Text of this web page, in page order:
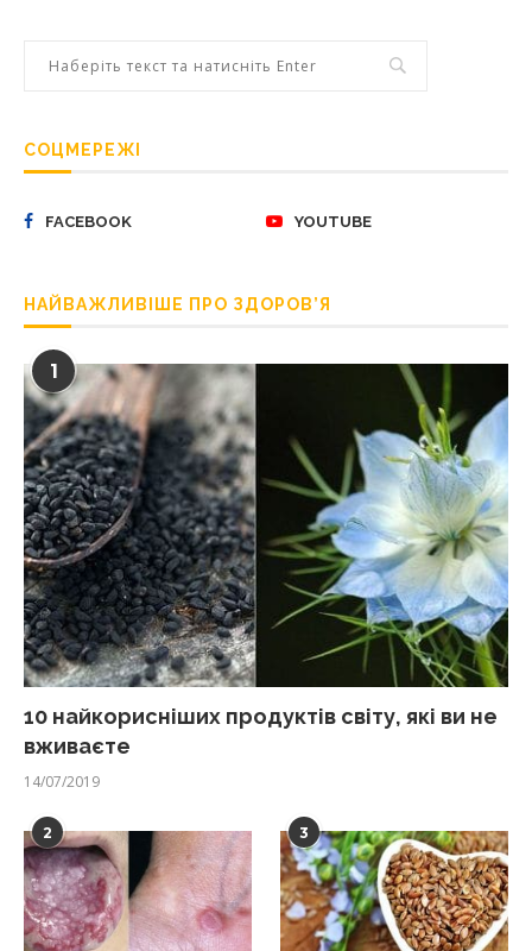
СОЦМЕРЕЖІ
FACEBOOK YOUTUBE
НАЙВАЖЛИВІШЕ ПРО ЗДОРОВ’Я
1
10 найкорисніших продуктів світу, які ви не
вживаєте
14/07/2019
2 3